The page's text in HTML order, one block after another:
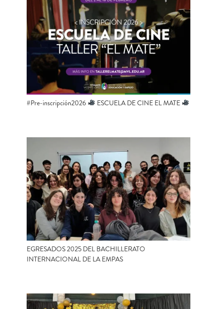
#Pre-inscripción2026 ESCUELA DE CINE EL MATE
EGRESADOS 2025 DEL BACHILLERATO
INTERNACIONAL DE LA EMPAS